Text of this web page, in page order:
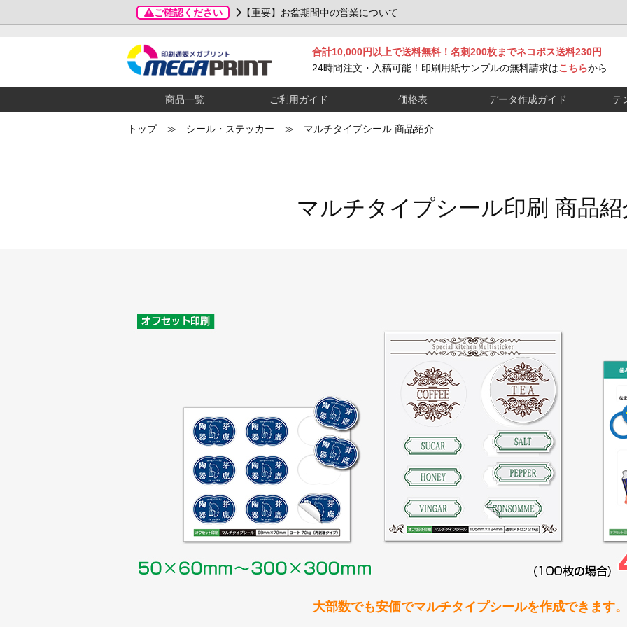
ご確認ください 【重要】お盆期間中の営業について
合計10,000円以上で送料無料！名刺200枚までネコポス送料230円
24時間注文・入稿可能！印刷用紙サンプルの無料請求はこちらから
商品一覧 ご利用ガイド 価格表 データ作成ガイド テ
トップ≫ シール・ステッカー ≫ マルチタイプシール 商品紹介
マルチタイプシール印刷 商品紹
大部数でも安価でマルチタイプシールを作成できます。